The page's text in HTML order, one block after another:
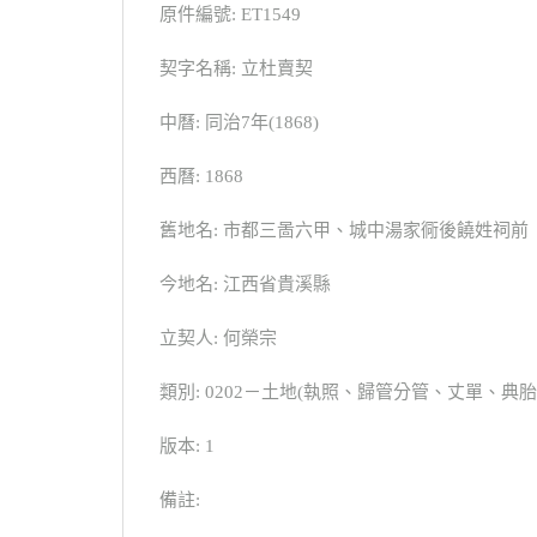
原件編號: ET1549
契字名稱: 立杜賣契
中曆: 同治7年(1868)
西曆: 1868
舊地名: 市都三啚六甲、城中湯家衕後饒姓祠前
今地名: 江西省貴溪縣
立契人: 何榮宗
類別: 0202－土地(執照、歸管分管、丈單、典
版本: 1
備註: